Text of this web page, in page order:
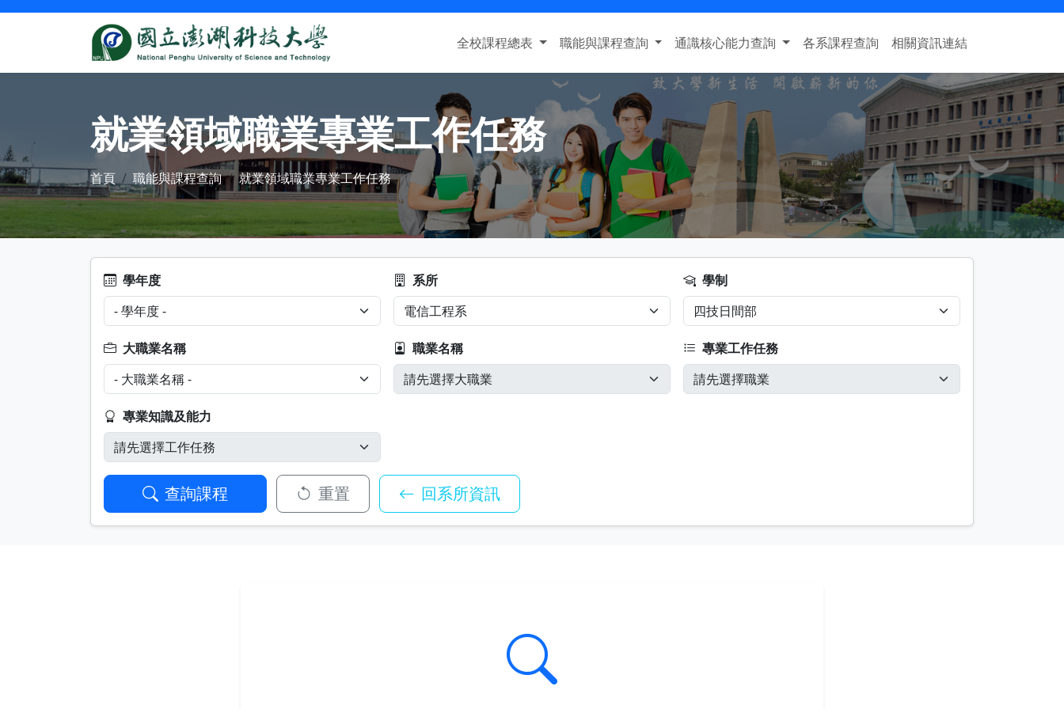
全校課程總表 職能與課程查詢 通識核心能力查詢 各系課程查詢 相關資訊連結
就業領域職業專業工作任務
首頁 職能與課程查詢 就業領域職業專業工作任務
學年度 系所 學制
大職業名稱 職業名稱 專業工作任務
專業知識及能力
查詢課程 重置 回系所資訊